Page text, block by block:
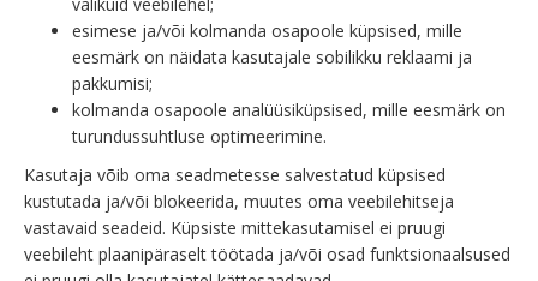
esimese ja/või kolmanda osapoole küpsised, mille
eesmärk on näidata kasutajale sobilikku reklaami ja
pakkumisi;
kolmanda osapoole analüüsiküpsised, mille eesmärk on
turundussuhtluse optimeerimine.
Kasutaja võib oma seadmetesse salvestatud küpsised
kustutada ja/või blokeerida, muutes oma veebilehitseja
vastavaid seadeid. Küpsiste mittekasutamisel ei pruugi
veebileht plaanipäraselt töötada ja/või osad funktsionaalsused